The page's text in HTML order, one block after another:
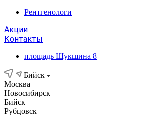
Рентгенологи
Акции
Контакты
площадь Шукшина 8
Бийск
Москва
Новосибирск
Бийск
Рубцовск